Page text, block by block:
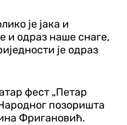
је јака и
и одраз наше снаге,
је одраз
фест „Петар
позоришта
Фригановић.